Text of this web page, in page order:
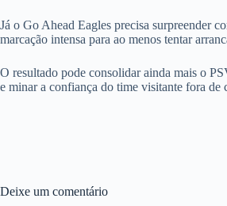
Já o Go Ahead Eagles precisa surpreender
marcação intensa para ao menos tentar
O resultado pode consolidar ainda mais o
e minar a confiança do time visitante fora de
Deixe um comentário